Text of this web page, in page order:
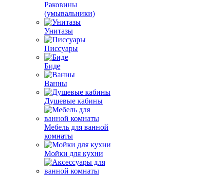
Раковины
(умывальники)
Унитазы
Писсуары
Биде
Ванны
Душевые кабины
Мебель для ванной
комнаты
Мойки для кухни